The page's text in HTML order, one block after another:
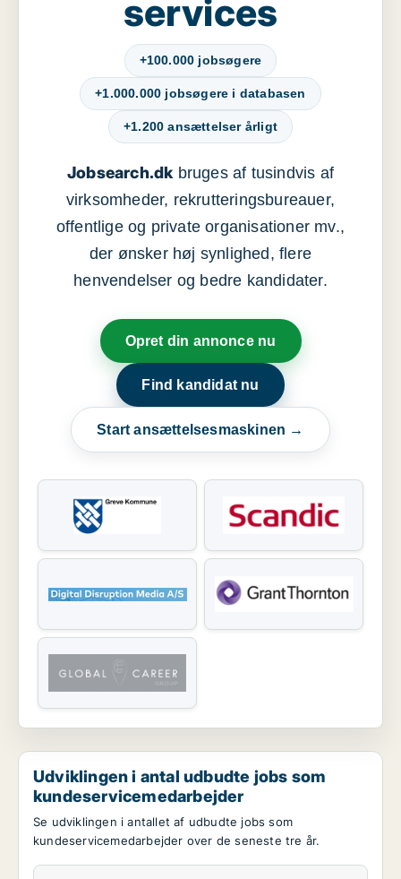
services
+100.000 jobsøgere
+1.000.000 jobsøgere i databasen
+1.200 ansættelser årligt
Jobsearch.dkbruges af tusindvis af
virksomheder, rekrutteringsbureauer,
offentlige og private organisationer mv.,
der ønsker høj synlighed, flere
henvendelser og bedre kandidater.
Opret din annonce nu
Find kandidat nu
Start ansættelsesmaskinen →
Udviklingen i antal udbudte jobs som
kundeservicemedarbejder
Se udviklingen i antallet af udbudte jobs som
kundeservicemedarbejder over de seneste tre år.